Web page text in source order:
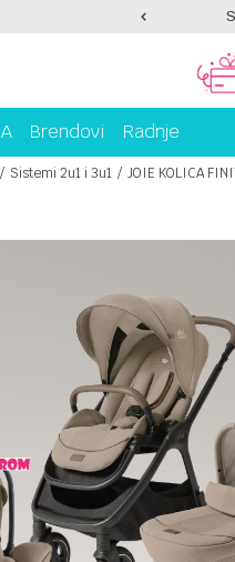
Brendovi Radnje
Sistemi 2u1 i 3u1 JOIE KOLICA